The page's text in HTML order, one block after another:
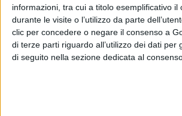
informazioni, tra cui a titolo esemplificativo il
durante le visite o l’utilizzo da parte
clic per concedere o negare il consenso a
di terze parti riguardo all’utilizzo dei dati per
di seguito nella sezione dedicata al